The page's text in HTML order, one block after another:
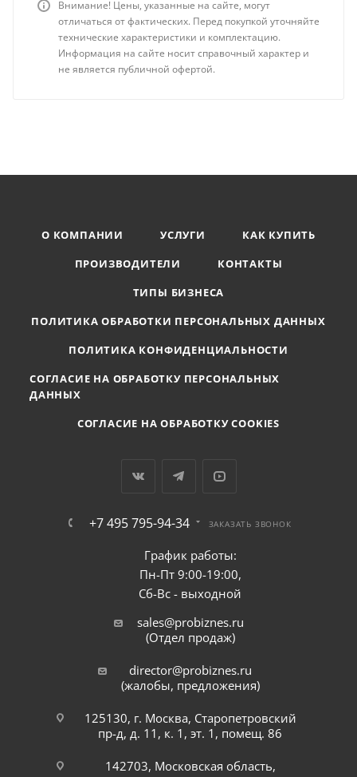
Внимание! Цены, указанные на сайте, могут
отличаться от фактических. Перед покупкой уточняйте
технические характеристики и комплектацию.
Информация на сайте носит справочный характер и
не является публичной офертой.
О КОМПАНИИ УСЛУГИ
КАК КУПИТЬ
ПРОИЗВОДИТЕЛИ
КОНТАКТЫ
ТИПЫ БИЗНЕСА
ПОЛИТИКА ОБРАБОТКИ ПЕРСОНАЛЬНЫХ ДАННЫХ
ПОЛИТИКА КОНФИДЕНЦИАЛЬНОСТИ
СОГЛАСИЕ НА ОБРАБОТКУ ПЕРСОНАЛЬНЫХ
ДАННЫХ
СОГЛАСИЕ НА ОБРАБОТКУ COOKIES
+7 495 795-94-34 ЗАКАЗАТЬ ЗВОНОК
График работы:
Пн-Пт 9:00-19:00,
Сб-Вс - выходной
sales@probiznes.ru
(Отдел продаж)
director@probiznes.ru
(жалобы, предложения)
125130, г. Москва, Старопетровский
пр-д, д. 11, к. 1, эт. 1, помещ. 86
142703, Московская область,